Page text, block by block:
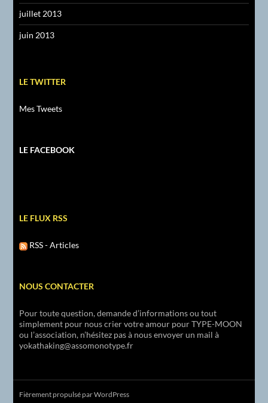
juillet 2013
juin 2013
LE TWITTER
Mes Tweets
LE FACEBOOK
LE FLUX RSS
RSS - Articles
NOUS CONTACTER
Pour toute question, demande d’informations ou tout
simplement pour nous crier votre amour pour TYPE-MOON
ou l’association, n’hésitez pas à nous envoyer un mail à
yokathaking@assomonotype.fr
Fièrement propulsé par WordPress